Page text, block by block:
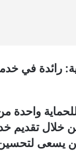
رائدة في
واحدة
من خلال
من يسعى